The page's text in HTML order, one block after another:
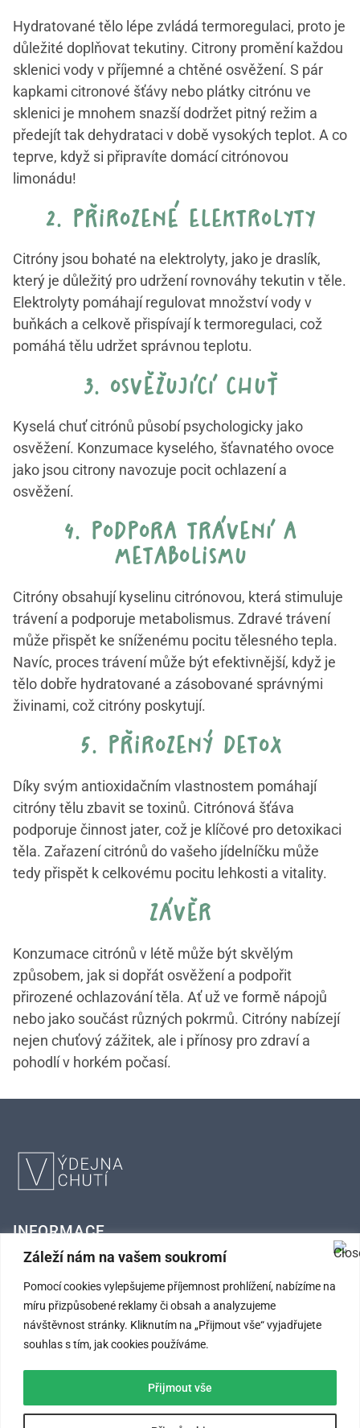
Záleží nám na vašem soukromí
Pomocí cookies vylepšujeme příjemnost prohlížení, nabízíme na
míru přizpůsobené reklamy či obsah a analyzujeme
návštěvnost stránky. Kliknutím na „Přijmout vše“ vyjadřujete
souhlas s tím, jak cookies používáme.
Přijmout vše
Hydratované tělo lépe zvládá termoregulaci, proto je
důležité doplňovat tekutiny. Citrony promění každou
sklenici vody v příjemné a chtěné osvěžení. S pár
kapkami citronové šťávy nebo plátky citrónu ve
sklenici je mnohem snazší dodržet pitný režim a
předejít tak dehydrataci v době vysokých teplot. A co
teprve, když si připravíte domácí citrónovou
limonádu!
2. přirozené elektrolyty
Citróny jsou bohaté na elektrolyty, jako je draslík,
který je důležitý pro udržení rovnováhy tekutin v těle.
Elektrolyty pomáhají regulovat množství vody v
buňkách a celkově přispívají k termoregulaci, což
pomáhá tělu udržet správnou teplotu.
3. osvěžující chuť
Kyselá chuť citrónů působí psychologicky jako
osvěžení. Konzumace kyselého, šťavnatého ovoce
jako jsou citrony navozuje pocit ochlazení a
osvěžení.
4. podpora trávení a
metabolismu
Citróny obsahují kyselinu citrónovou, která stimuluje
trávení a podporuje metabolismus. Zdravé trávení
může přispět ke sníženému pocitu tělesného tepla.
Navíc, proces trávení může být efektivnější, když je
tělo dobře hydratované a zásobované správnými
živinami, což citróny poskytují.
5. přirozený detox
Díky svým antioxidačním vlastnostem pomáhají
citróny tělu zbavit se toxinů. Citrónová šťáva
podporuje činnost jater, což je klíčové pro detoxikaci
těla. Zařazení citrónů do vašeho jídelníčku může
tedy přispět k celkovému pocitu lehkosti a vitality.
závěr
Konzumace citrónů v létě může být skvělým
způsobem, jak si dopřát osvěžení a podpořit
přirozené ochlazování těla. Ať už ve formě nápojů
nebo jako součást různých pokrmů. Citróny nabízejí
nejen chuťový zážitek, ale i přínosy pro zdraví a
pohodlí v horkém počasí.
INFORMACE
Kontaktní údaje
Obchodní podmínky
Ochrana osobních údajů
SLEDUJTE NÁS